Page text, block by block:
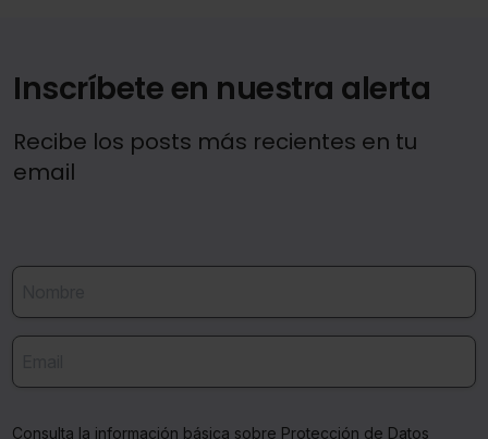
Inscríbete en nuestra alerta
Recibe los posts más recientes en tu
email
Consulta la información básica sobre Protección de Datos